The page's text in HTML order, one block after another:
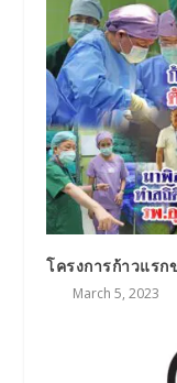
โครงการก้าวแร
March 5, 2023